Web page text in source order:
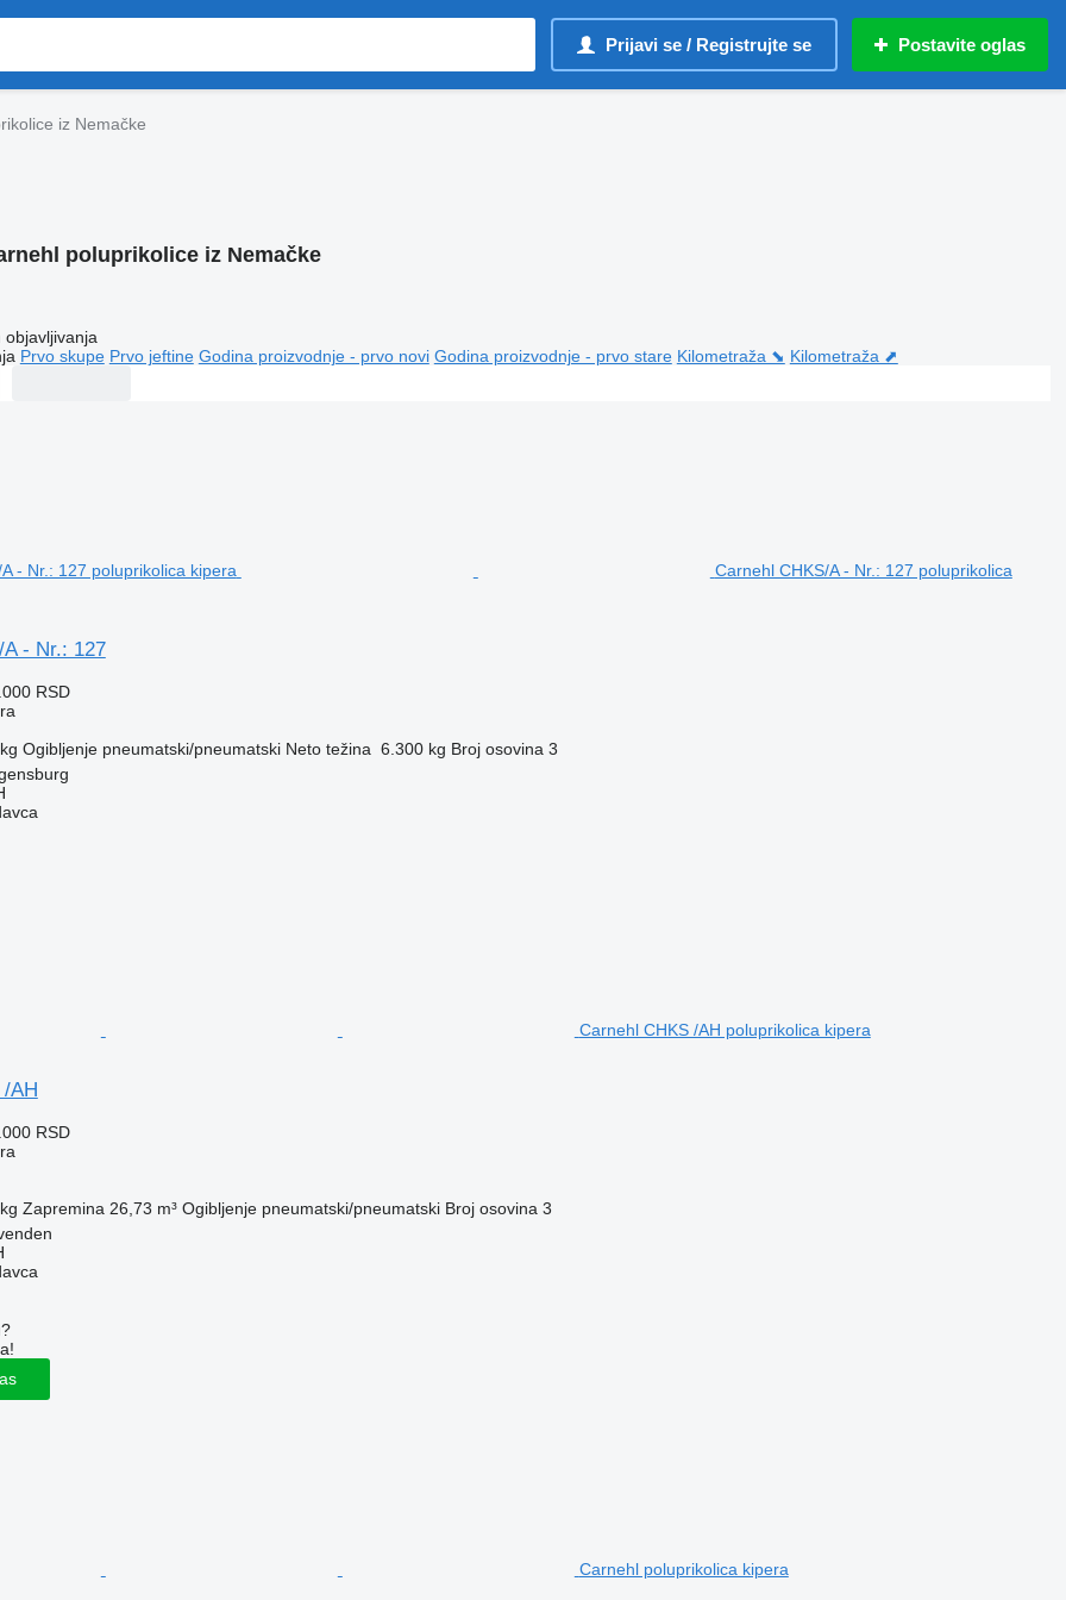
Prijavi se / Registrujte se Postavite oglas
iz Nemačke
poluprikolice iz Nemačke
objavljivanja
Prvo skupe Prvo jeftine Godina proizvodnje - prvo novi Godina proizvodnje - prvo stare Kilometraža ⬊ Kilometraža ⬈
Carnehl CHKS/A - Nr.: 127 poluprikolica
- Nr.: 127
RSD
Ogibljenje pneumatski/pneumatski Neto težina 6.300 kg Broj osovina 3
Carnehl CHKS /AH poluprikolica kipera
/AH
RSD
Zapremina 26,73 m³ Ogibljenje pneumatski/pneumatski Broj osovina 3
Carnehl poluprikolica kipera